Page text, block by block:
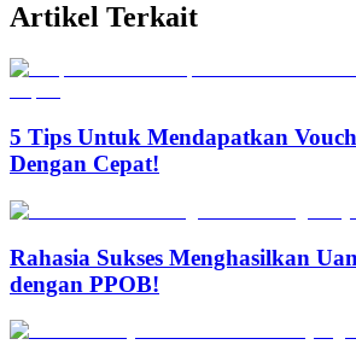
Artikel Terkait
5 Tips Untuk Mendapatkan
Dengan Cepat!
Rahasia Sukses Menghasilkan
dengan PPOB!